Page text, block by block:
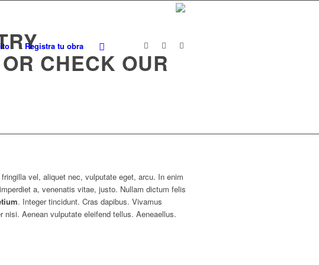
Registra tu obra
CHECK OUR
vel, aliquet nec, vulputate eget, arcu. In enim
a, venenatis vitae, justo. Nullam dictum felis
. Integer tincidunt. Cras dapibus. Vivamus
nisi. Aenean vulputate eleifend tellus. Aeneaellus.